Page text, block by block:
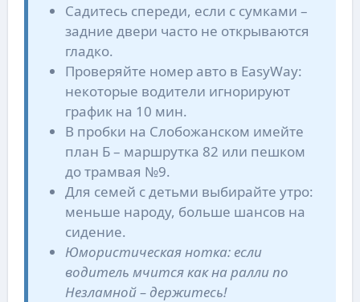
Садитесь спереди, если с сумками –
задние двери часто не открываются
гладко.
Проверяйте номер авто в EasyWay:
некоторые водители игнорируют
график на 10 мин.
В пробки на Слобожанском имейте
план Б – маршрутка 82 или пешком
до трамвая №9.
Для семей с детьми выбирайте утро:
меньше народу, больше шансов на
сидение.
Юмористическая нотка: если
водитель мчится как на ралли по
Незламной – держитесь!